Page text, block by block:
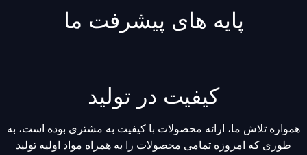
پایه های پیشرفت ما
کیفیت در تولید
همواره تلاش ما، ارائه محصولات با کیفیت به مشتری بوده است، به
طوری که امروزه تمامی محصولات را به همراه مواد اولیه تولید